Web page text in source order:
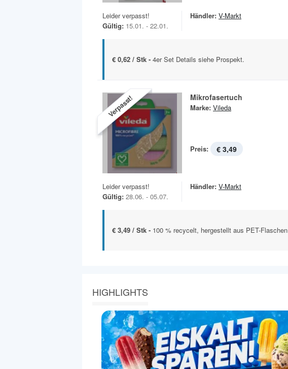
Leider verpasst!
Gültig: 15.01. - 22.01.
Händler: V-Markt
€ 0,62 / Stk - 4er Set Details siehe Prospekt.
Verpasst! Mikrofasertuch
Marke: Vileda
Preis: € 3,49
Leider verpasst!
Gültig: 28.06. - 05.07.
Händler: V-Markt
€ 3,49 / Stk - 100 % recycelt, hergestellt aus PET-Flaschen
HIGHLIGHTS